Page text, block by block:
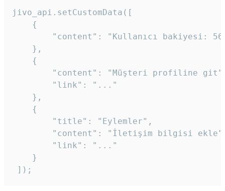
jivo_api.setCustomData([
    {
"content": "Kullanıcı bakiyesi:
    },
    {
"content": "Müşteri profiline
        "link": "..."
    },
    {
        "title": "Eylemler",
"content": "İletişim bilgisi
        "link": "..."
    }
]);